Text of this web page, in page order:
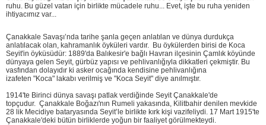
ruhu. Bu güzel vatan için birlikte mücadele ruhu... Evet, işte bu ruha yeniden
ihtiyacımız var...
Çanakkale Savaşı’nda tarihe şanla geçen anlatılan ve dünya durdukça
anlatılacak olan, kahramanlık öyküleri vardır.
Bu öykülerden birisi de Koca
Seyit'in öyküsüdür: 1889'da Balıkesir'e bağlı Havran ilçesinin Çamlık köyünde
dünyaya gelen Seyit, gürbüz yapısı ve pehlivanlığıyla dikkatleri çekmiştir. Bu
vasfından dolayıdır ki asker ocağında kendisine pehlivanlığına
izafeten "Koca" lakabı verilmiş ve "Koca Seyit" diye anılmıştır.
1914'te Birinci dünya savaşı patlak verdiğinde Seyit Çanakkale'de
topçudur. Çanakkale Boğazı'nın Rumeli yakasında, Kilitbahir denilen mevkide
28 lik Mecidiye bataryasında Seyit’le birlikte kırk kişi vazifeliydi. 17 Mart 1915'te
Çanakkale'deki bütün birliklerde yoğun bir faaliyet görülmekteydi.